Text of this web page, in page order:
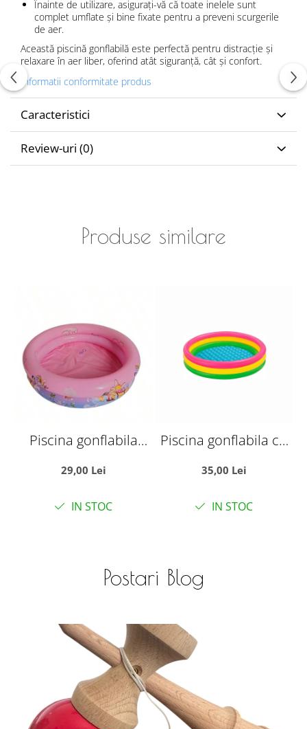
Înainte de utilizare, asigurați-vă că toate inelele sunt
complet umflate și bine fixate pentru a preveni scurgerile
de aer.
Această piscină gonflabilă este perfectă pentru distracție și
relaxare în aer liber, oferind atât siguranță, cât și confort.
Informatii conformitate produs
Caracteristici
Review-uri (0)
Produse similare
Piscina gonflabila
copii mici, 70x70x22
29,00 Lei
IN STOC
Piscina gonflabila cu
inele colorate 60 cm
35,00 Lei
IN STOC
Postari Blog